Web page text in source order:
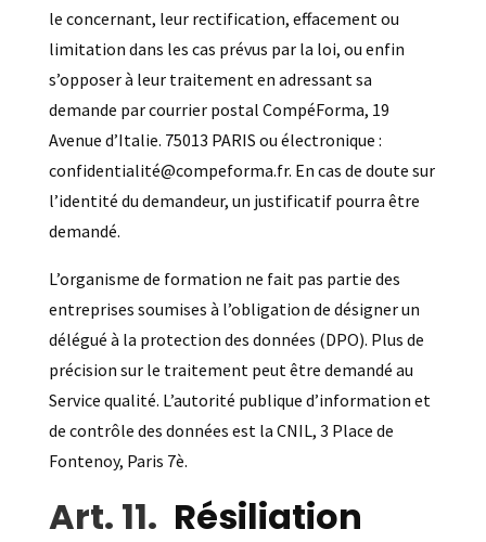
le concernant, leur rectification, effacement ou
limitation dans les cas prévus par la loi, ou enfin
s’opposer à leur traitement en adressant sa
demande par courrier postal CompéForma, 19
Avenue d’Italie. 75013 PARIS ou électronique :
confidentialité@compeforma.fr. En cas de doute sur
l’identité du demandeur, un justificatif pourra être
demandé.
L’organisme de formation ne fait pas partie des
entreprises soumises à l’obligation de désigner un
délégué à la protection des données (DPO). Plus de
précision sur le traitement peut être demandé au
Service qualité. L’autorité publique d’information et
de contrôle des données est la CNIL, 3 Place de
Fontenoy, Paris 7è.
Résiliation